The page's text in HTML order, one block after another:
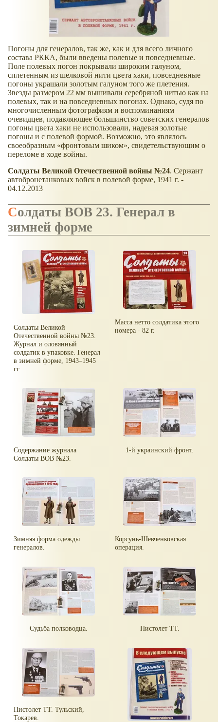
Погоны для генералов, так же, как и для всего личного
состава РККА, были введены полевые и повседневные.
Поле полевых погон покрывали широким галуном,
сплетенным из шелковой нити цвета хаки, повседневные
погоны украшали золотым галуном того же плетения.
Звезды размером 22 мм вышивали серебряной нитью как на
полевых, так и на повседневных погонах. Однако, судя по
многочисленным фотографиям и воспоминаниям
очевидцев, подавляющее большинство советских генералов
погоны цвета хаки не использовали, надевая золотые
погоны и с полевой формой. Возможно, это являлось
своеобразным
фронтовым шиком , свидетельствующим о
переломе в ходе войны.
Солдаты Великой Отечественной войны №24. Сержант
автобронетанковых войск в полевой форме, 1941 г. -
04.12.2013
Солдаты ВОВ 23. Генерал в
зимней форме
Солдаты Великой
Отечественной войны №23.
Журнал и оловянный
солдатик в упаковке. Генерал
в зимней форме, 1943–1945
гг.
Масса нетто солдатика этого
номера - 82 г.
Содержание журнала
Солдаты ВОВ №23.
1-й украинский фронт.
Зимняя форма одежды
генералов.
Корсунь-Шевченковская
операция.
Судьба полководца. Пистолет ТТ.
Пистолет ТТ. Тульский,
Токарев.